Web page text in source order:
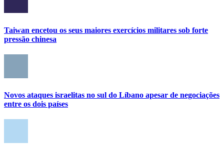
Taiwan encetou os seus maiores exercícios militares sob forte
pressão chinesa
Novos ataques israelitas no sul do Líbano apesar de negociações
entre os dois países